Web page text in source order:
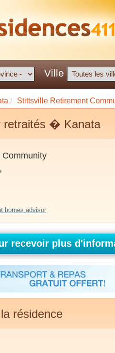
Ville
/ Stittsville Retirement
retraités � Kanata
Community
homes advisor
résidence